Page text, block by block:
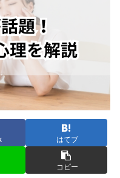
はてブ
コピー